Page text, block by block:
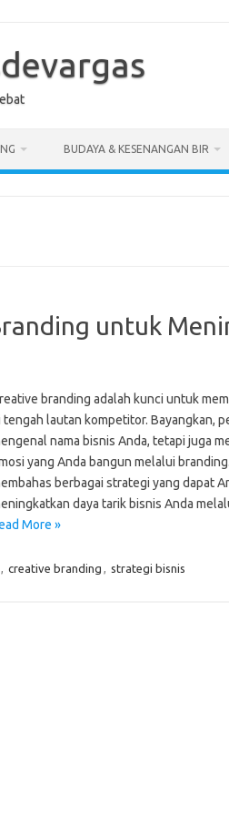
BUDAYA & KESENANGAN BIR
untuk
branding adalah kunci untuk
tengah lautan kompetitor. Bayangkan,
nama bisnis Anda, tetapi juga
yang Anda bangun melalui
berbagai strategi yang dapat
daya tarik bisnis Anda
More »
, creative branding , strategi bisnis